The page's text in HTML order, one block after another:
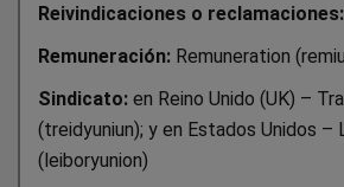
Reivindicaciones o reclamaciones:
Remuneración: Remuneration
Sindicato: en Reino Unido (UK) –
(treidyuniun); y en Estados Unidos –
(leiboryunion)